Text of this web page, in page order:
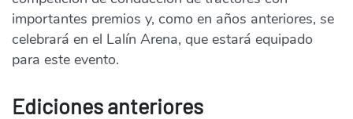
importantes premios y, como en años anteriores, se
celebrará en el Lalín Arena, que estará equipado
para este evento.
Ediciones anteriores